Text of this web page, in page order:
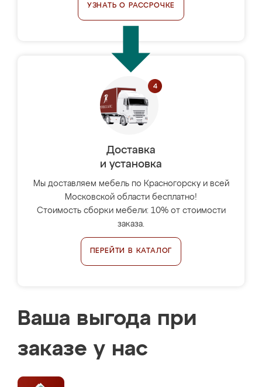
УЗНАТЬ О РАССРОЧКЕ
Доставка
и установка
Мы доставляем мебель по Красногорску и всей
Московской области бесплатно!
Стоимость сборки мебели: 10% от стоимости
заказа.
ПЕРЕЙТИ В КАТАЛОГ
Ваша выгода при
заказе у нас